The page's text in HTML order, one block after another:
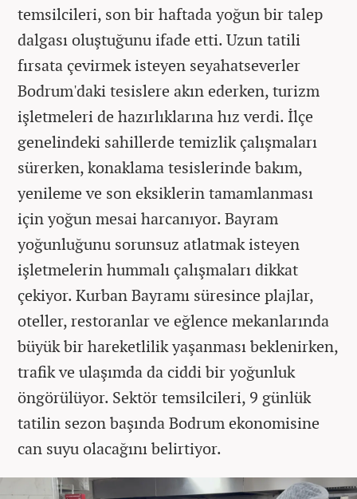
temsilcileri, son bir haftada yoğun bir talep
dalgası oluştuğunu ifade etti. Uzun tatili
fırsata çevirmek isteyen seyahatseverler
Bodrum'daki tesislere akın ederken, turizm
işletmeleri de hazırlıklarına hız verdi. İlçe
genelindeki sahillerde temizlik çalışmaları
sürerken, konaklama tesislerinde bakım,
yenileme ve son eksiklerin tamamlanması
için yoğun mesai harcanıyor. Bayram
yoğunluğunu sorunsuz atlatmak isteyen
işletmelerin hummalı çalışmaları dikkat
çekiyor. Kurban Bayramı süresince plajlar,
oteller, restoranlar ve eğlence mekanlarında
büyük bir hareketlilik yaşanması beklenirken,
trafik ve ulaşımda da ciddi bir yoğunluk
öngörülüyor. Sektör temsilcileri, 9 günlük
tatilin sezon başında Bodrum ekonomisine
can suyu olacağını belirtiyor.